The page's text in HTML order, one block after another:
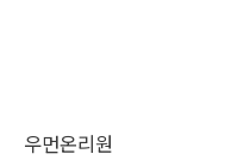
우먼온리원